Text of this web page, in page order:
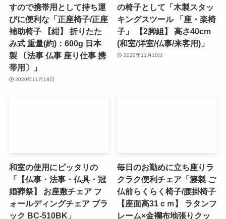
すので携帯用として持ち運
びに便利な「正座椅子/正座
補助椅子 【紺】 折りたた
み式 重量(約)：600g 日本
製 〔法事 仏事 座り仕事 携
帯用〕」
2020年11月18日
の椅子として「木製スタッ
キングスツール 「座・楽椅
子」 【2脚組】 高さ40cm
(和室/洋室/仏事/来客用)」
2020年11月10日
和室の使用にピッタリの
「【仏事・法事・仏具・冠
婚葬祭】 お座敷チェア フ
ォールディングチェア ブラ
ック BC-510BK」
毎日のお勤めに立ち座りラ
クラク便利チェア「籐製 ご
仏前らくらく椅子/腰掛椅子
【座面高31ｃｍ】 ラタンフ
レーム×金襴布地張りクッ